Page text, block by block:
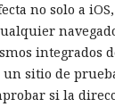
no solo a
integrados
sitio de
si la